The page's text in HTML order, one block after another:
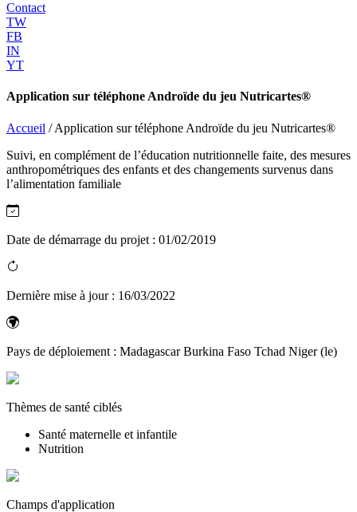
Contact
TW
FB
IN
YT
Application sur téléphone Androïde du jeu Nutricartes®️
Accueil /Application sur téléphone Androïde du jeu Nutricartes®️
Suivi, en complément de l’éducation nutritionnelle faite, des mesures
anthropométriques des enfants et des changements survenus dans
l’alimentation familiale
Date de démarrage du projet : 01/02/2019
Dernière mise à jour : 16/03/2022
Pays de déploiement : Madagascar Burkina Faso Tchad Niger (le)
Thèmes de santé ciblés
Santé maternelle et infantile
Nutrition
Champs d'application